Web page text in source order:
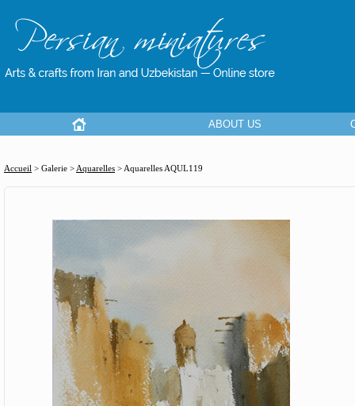
ABOUT US
Accueil > Galerie > Aquarelles > Aquarelles AQUL119